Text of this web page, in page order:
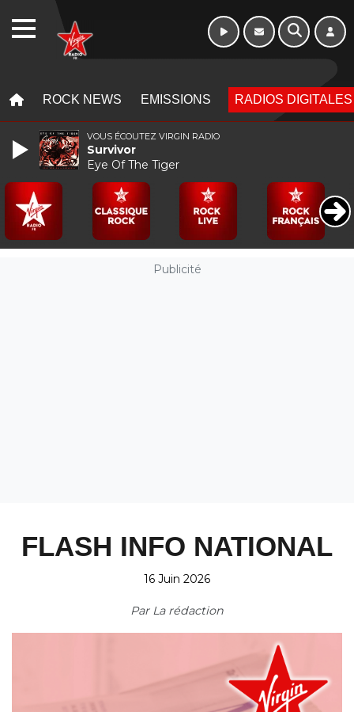
ROCK NEWS EMISSIONS RADIOS DIGITALES
Publicité
FLASH INFO NATIONAL
16 Juin 2026
Par La rédaction
VOUS ÉCOUTEZ VIRGIN RADIO
Survivor
Eye Of The Tiger
WEBRADIO